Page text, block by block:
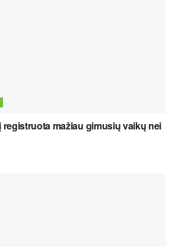
registruota mažiau gimusių vaikų nei